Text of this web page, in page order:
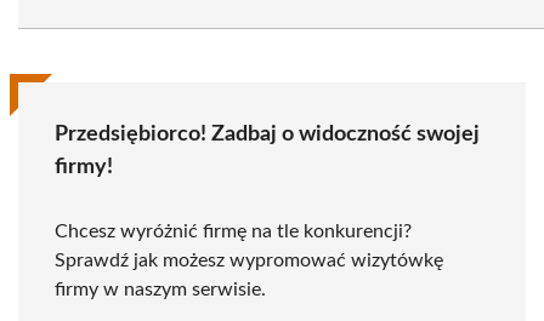
Przedsiębiorco! Zadbaj o widoczność swojej
firmy!
Chcesz wyróżnić firmę na tle konkurencji?
Sprawdź jak możesz wypromować wizytówkę
firmy w naszym serwisie.